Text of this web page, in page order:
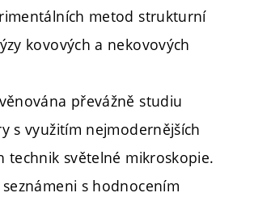
metod strukturní
kovových a nekovových
převážně studiu
s využitím nejmodernějších
technik světelné mikroskopie.
s hodnocením